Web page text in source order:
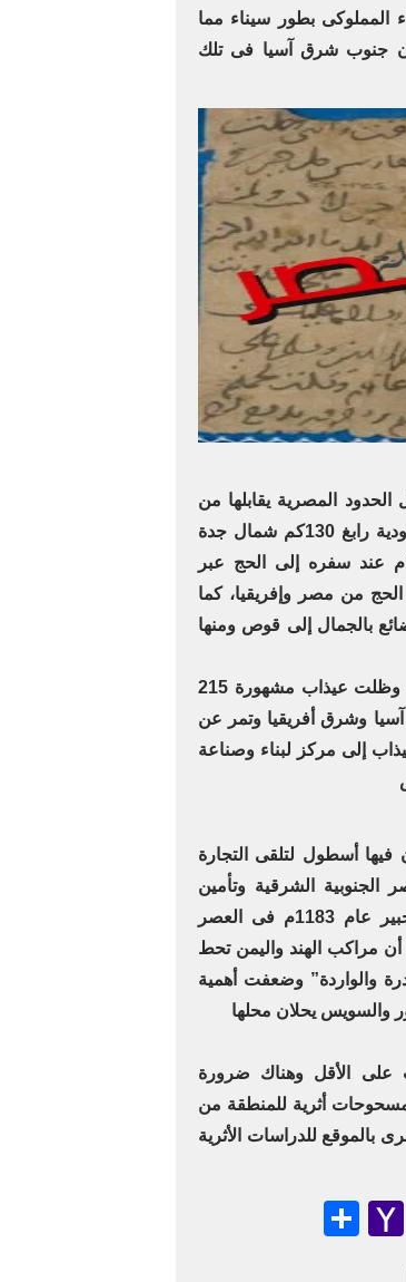
المملوكى بطور سيناء مما
جنوب شرق آسيا فى تلك
المصرية يقابلها من
الغرب على النيل أبو سمبل، ومن الشرق بالسعودية رابغ 130كم شمال جدة
وقرب عيذاب توفى أبو الحسن الشاذلى 1258م عند سفره إلى الحج عبر
من مصر وإفريقيا، كما
بالجمال إلى قوص ومنها
وكان لعيذاب أيضًا علاقات تجارية مع ميناء جدة وظلت عيذاب مشهورة 215
وشرق أفريقيا وتمر عن
إلى مركز لبناء وصناعة
أسطول لتلقى التجارة
الجنوبية الشرقية وتأمين
التجارة العابرة، وزارها الرحالة الأندلسى ابن جبير عام 1183م فى العصر
مراكب الهند واليمن تحط
والواردة” وضعفت أهمية
أعمال تنقيب على الأقل وهناك ضرورة
أثرية للمنطقة من
بالموقع للدراسات الأثرية
Messenger
Yahoo